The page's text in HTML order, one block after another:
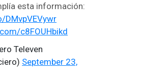
esta información:
c8FOUHbikd
Televen
September 23,